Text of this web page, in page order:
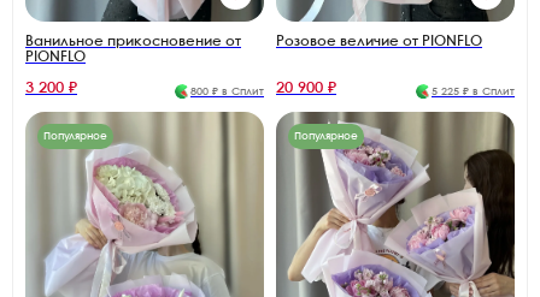
Ванильное прикосновение от
PIONFLO
3 200 ₽ 800 ₽ в Сплит
Розовое величие от PIONFLO
20 900 ₽ 5 225 ₽ в Сплит
Популярное Популярное